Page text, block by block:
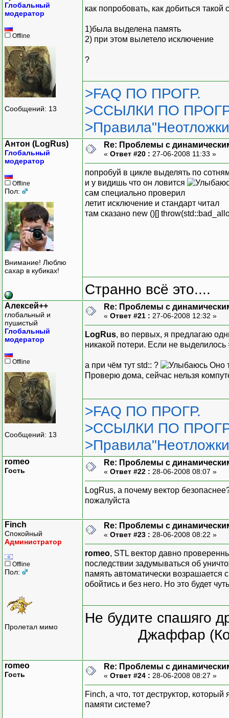
Глобальный
модератор
Offline
Сообщений: 13
как попробовать, как добиться такой
1)была выделена память
2) при этом вылетело исключение
?
>FAQ ПО ПРОГР.
>ССЫЛКИ ПО
Антон (LogRus)
Глобальный
модератор
Offline
Пол:
Внимание! Люблю
сахар в кубиках!
Re: Проблемы с
« Ответ #20 : 27-06-2008 11:33 »
попробуй в цикле выделять по
и у видишь что он ловится
сам специально проверил
летит исключение и стандарт читал
там сказано new ()[]
Странно всё это....
Алексей++
глобальный и
пушистый
Глобальный
модератор
Offline
Сообщений: 13
Re: Проблемы с
« Ответ #21 : 27-06-2008 12:32 »
LogRus, во первых, я предлагаю
никакой потери. Если не выделилось
а при чём тут std:: ?
Оно
Проверю дома, сейчас нельзя
>FAQ ПО ПРОГР.
>ССЫЛКИ ПО
romeo
Гость
Re: Проблемы с
« Ответ #22 : 28-06-2008 08:07 »
LogRus, а почему вектор
пожалуйста
Finch
Спокойный
Администратор
Offline
Пол:
Пролетал мимо
Re: Проблемы с
« Ответ #23 : 28-06-2008 08:22 »
romeo, STL вектор давно
последствии задумываться об
память автоматически возрашается
обойтись и без него. Но это будет
Не будите спашяго
Джаффар
romeo
Гость
Re: Проблемы с
« Ответ #24 : 28-06-2008 08:27 »
Finch, а что, тот деструктор,
памяти системе?